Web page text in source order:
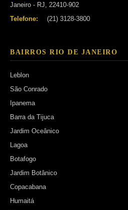
Janeiro - RJ, 22410-902
Telefone:
(21) 3128-3800
BAIRROS RIO DE JANEIRO
Leblon
São Conrado
Ipanema
Barra da Tijuca
Jardim Oceânico
Lagoa
Botafogo
Jardim Botânico
Copacabana
Humaitá